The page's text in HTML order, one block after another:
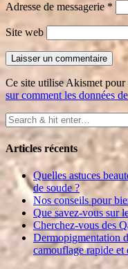
Adresse de messagerie *
Site web
Ce site utilise Akismet pour
sur comment les données
Articles récents
Quelles astuces
de soude ?
Nos conseils pour
Que savez-vous sur
Cherchez-vous des
Dermopigmentation
camouflage rapide et